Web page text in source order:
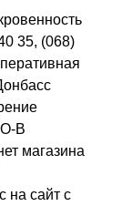
35, (068)
В
магазина
на сайт с